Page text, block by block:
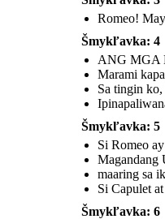
Romeo!
Šmykľavka: 4
ANG MGA
Marami
Sa tingin
Šmykľavka: 5
Si Romeo
Magandang
maaring sa
Si Capulet
Šmykľavka: 6